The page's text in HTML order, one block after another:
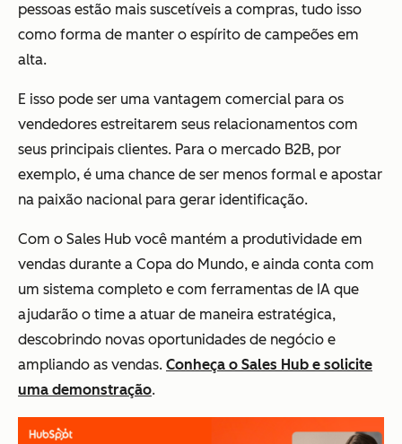
pessoas estão mais suscetíveis a compras, tudo isso
como forma de manter o espírito de campeões em
alta.
E isso pode ser uma vantagem comercial para os
vendedores estreitarem seus relacionamentos com
seus principais clientes. Para o mercado B2B, por
exemplo, é uma chance de ser menos formal e apostar
na paixão nacional para gerar identificação.
Com o Sales Hub você mantém a produtividade em
vendas durante a Copa do Mundo, e ainda conta com
um sistema completo e com ferramentas de IA que
ajudarão o time a atuar de maneira estratégica,
descobrindo novas oportunidades de negócio e
ampliando as vendas. Conheça o Sales Hub e solicite
uma demonstração.